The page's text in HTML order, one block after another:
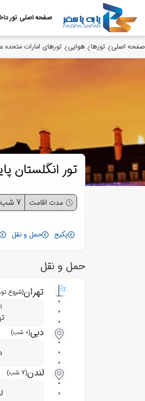
صفحه اصلی تور
صفحه اصلی تورها هوایی تورهای امارات متحده
تور انگلستان
مدت اقامت 7 شب
پکیج حمل و نقل
حمل و نقل
تهران(شروع
دبی(0 شب)
لندن(7 شب)